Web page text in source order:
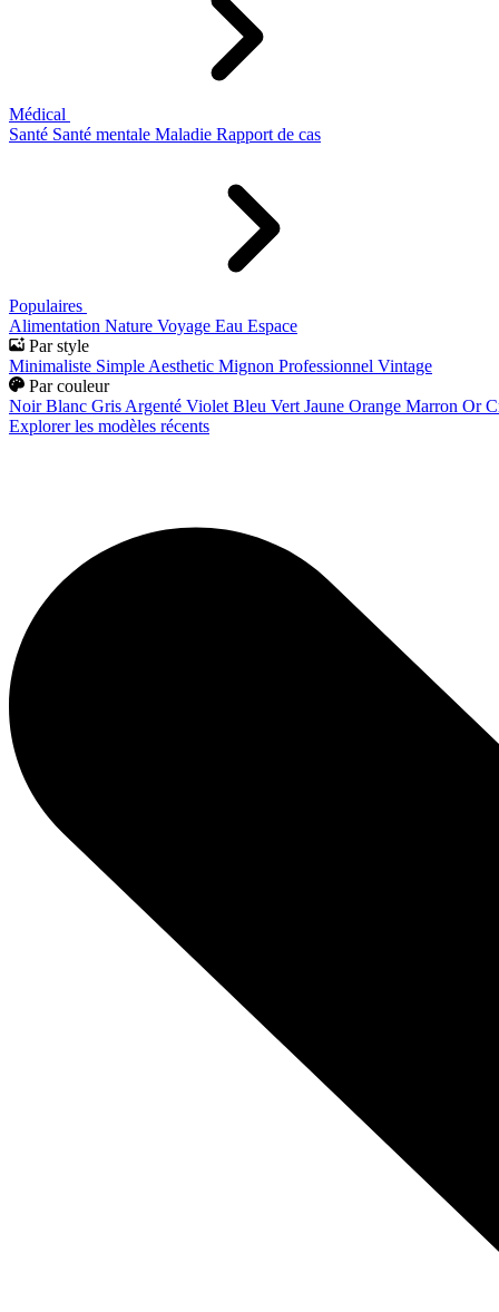
Médical
Santé Santé mentale Maladie Rapport de cas
Populaires
Alimentation Nature Voyage Eau Espace
Par style
Minimaliste Simple Aesthetic Mignon Professionnel Vintage
Par couleur
Noir Blanc Gris Argenté Violet Bleu Vert Jaune Orange Marron Or
Explorer les modèles récents